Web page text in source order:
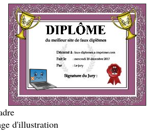
d'illustration